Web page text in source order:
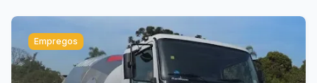
Empregos